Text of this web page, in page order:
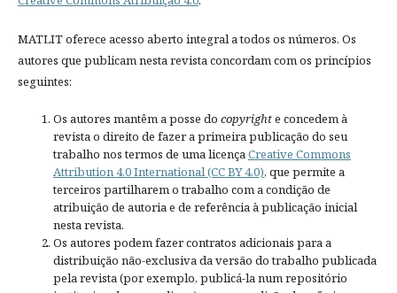
MATLIT oferece acesso aberto integral a todos os números. Os
autores que publicam nesta revista concordam com os princípios
seguintes:
Os autores mantêm a posse do copyrighte concedem à
revista o direito de fazer a primeira publicação do seu
trabalho nos termos de uma licençaCreative Commons
Attribution 4.0 International (CC BY 4.0), que permite a
terceiros partilharem o trabalho com a condição de
atribuição de autoria e de referência à publicação inicial
nesta revista.
Os autores podem fazer contratos adicionais para a
distribuição não-exclusiva da versão do trabalho publicada
pela revista (por exemplo, publicá-la num repositório